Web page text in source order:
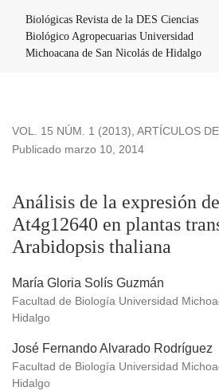
Biológicas Revista de la DES Ciencias
Biológico Agropecuarias Universidad
Michoacana de San Nicolás de Hidalgo
VOL. 15 NÚM. 1 (2013), ARTÍCULOS
Análisis de la expresión
At4g12640 en plantas
Arabidopsis thaliana
Publicado marzo 10, 2014
María Gloria Solís Guzmán
Facultad de Biología Universidad
Hidalgo
José Fernando Alvarado Rodríguez
Facultad de Biología Universidad
Hidalgo